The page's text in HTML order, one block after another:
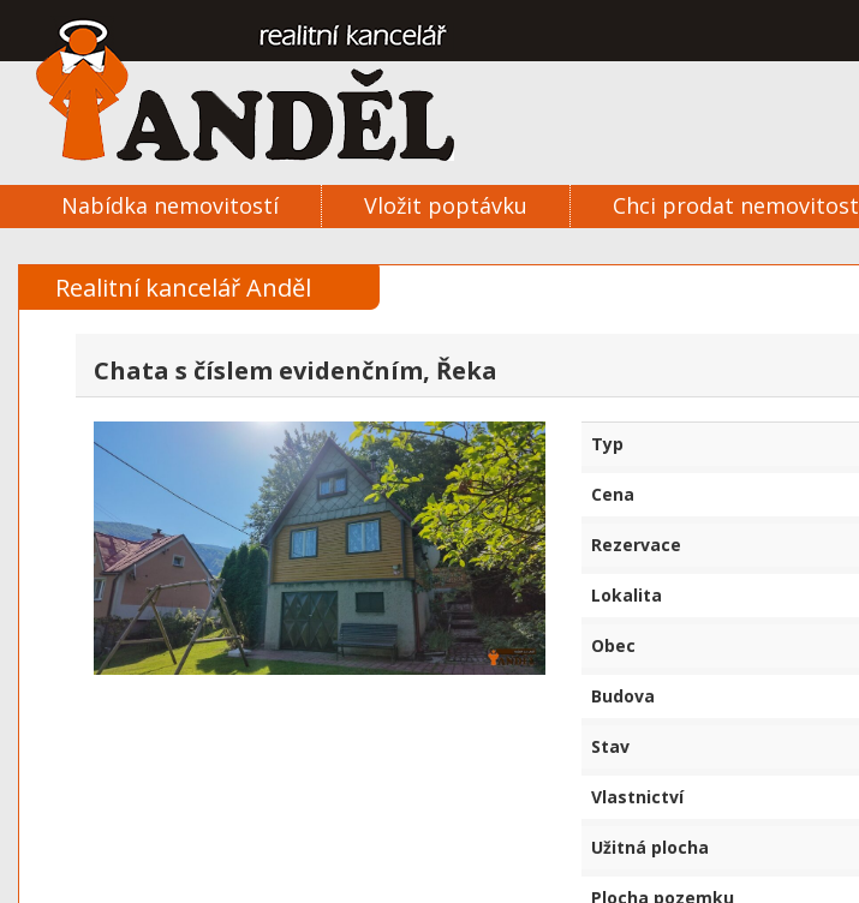
Nabídka nemovitostí Vložit poptávku Chci prodat nemovitost
Realitní kancelář Anděl
Chata s číslem evidenčním, Řeka
Typ
Cena
Rezervace
Lokalita
Obec
Budova
Stav
Vlastnictví
Užitná plocha
Plocha pozemku